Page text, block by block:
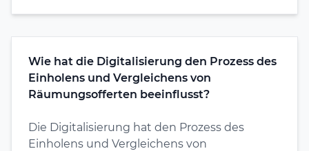
Wie hat die Digitalisierung den Prozess des
Einholens und Vergleichens von
Räumungsofferten beeinflusst?
Die Digitalisierung hat den Prozess des
Einholens und Vergleichens von